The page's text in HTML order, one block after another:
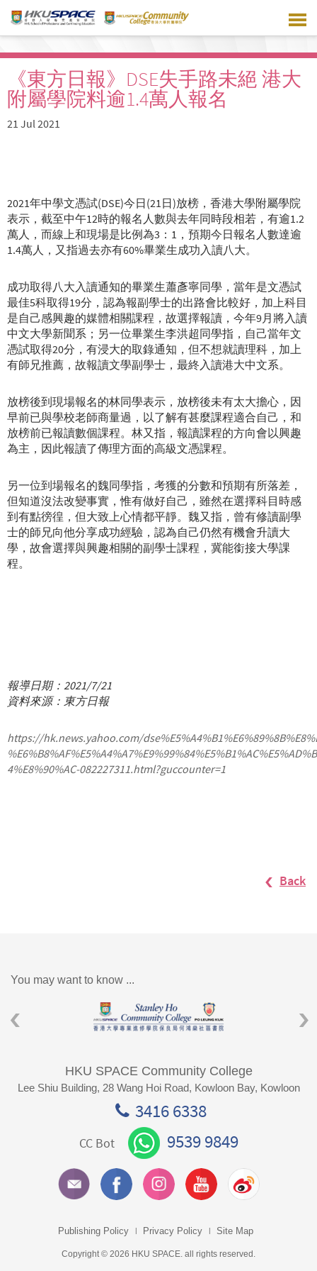
main
《東方日報》DSE失手路未絕 港大
附屬學院料逾1.4萬人報名
21 Jul 2021
2021年中學文憑試(DSE)今日(21日)放榜，香港大學附屬學院
表示，截至中午12時的報名人數與去年同時段相若，有逾1.2
萬人，而線上和現場是比例為3：1，預期今日報名人數達逾
1.4萬人，又指過去亦有60%畢業生成功入讀八大。
成功取得八大入讀通知的畢業生蕭彥寧同學，當年是文憑試
最佳5科取得19分，認為報副學士的出路會比較好，加上科目
是自己感興趣的媒體相關課程，故選擇報讀，今年9月將入讀
中文大學新聞系；另一位畢業生李洪超同學指，自己當年文
憑試取得20分，有浸大的取錄通知，但不想就讀理科，加上
有師兄推薦，故報讀文學副學士，最終入讀港大中文系。
放榜後到現場報名的林同學表示，放榜後未有太大擔心，因
早前已與學校老師商量過，以了解有甚麼課程適合自己，和
放榜前已報讀數個課程。林又指，報讀課程的方向會以興趣
為主，因此報讀了傳理方面的高級文憑課程。
另一位到場報名的魏同學指，考獲的分數和預期有所落差，
但知道沒法改變事實，惟有做好自己，雖然在選擇科目時感
到有點徬徨，但大致上心情都平靜。魏又指，曾有修讀副學
士的師兄向他分享成功經驗，認為自己仍然有機會升讀大
學，故會選擇與興趣相關的副學士課程，冀能銜接大學課
程。
報導日期：2021/7/21
資料來源：東方日報
https://hk.news.yahoo.com/
4%E8%90%AC-082227311.html?guccounter=1
Back
You may want to know ...
HKU SPACE Community College
Lee Shiu Building, 28 Wang Hoi Road, Kowloon Bay, Kowloon
3416 6338
CC Bot 9539 9849
Publishing Policy Privacy Policy Site Map
Copyright © 2026 HKU SPACE. all rights reserved.